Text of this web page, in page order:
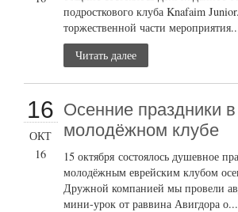
подросткового клуба Knafaim
торжественной части
Читать далее
16
ОКТ
16
Осенние праздники
молодёжном клубе
15 октября состоялось душевное
молодёжным еврейским клубом
Дружной компанией мы провели
мини-урок от раввина Авигдора о...